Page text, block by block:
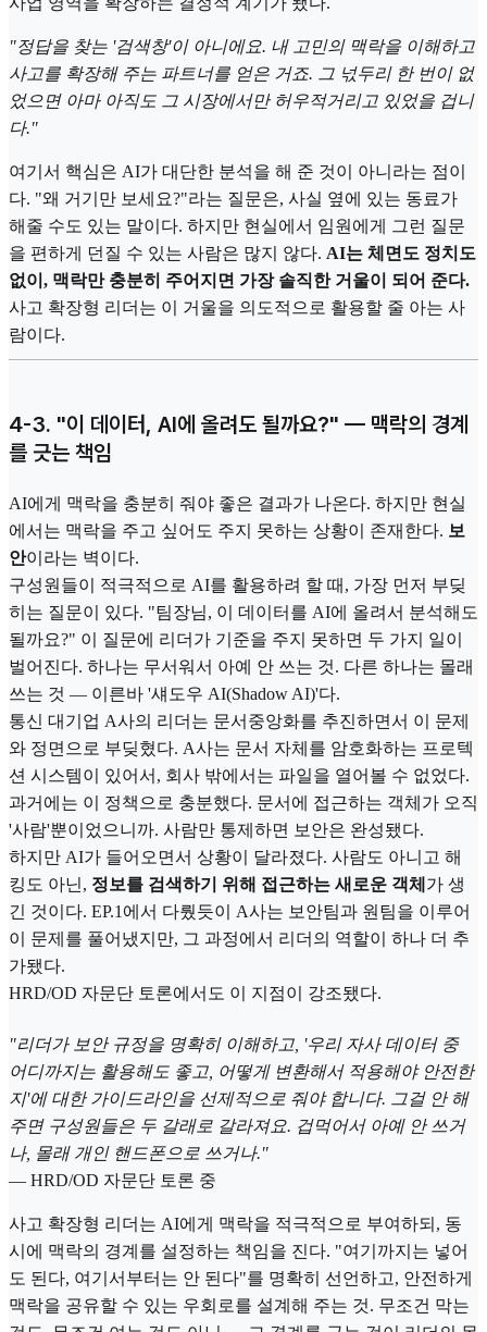
"정답을 찾는 '검색창'이 아니에요. 내 고민의 맥락을 이해하고
사고를 확장해 주는 파트너를 얻은 거죠. 그 넋두리 한 번이 없
었으면 아마 아직도 그 시장에서만 허우적거리고 있었을 겁니
다."
여기서 핵심은 AI가 대단한 분석을 해 준 것이 아니라는 점이
다. "왜 거기만 보세요?"라는 질문은, 사실 옆에 있는 동료가
해줄 수도 있는 말이다. 하지만 현실에서 임원에게 그런 질문
을 편하게 던질 수 있는 사람은 많지 않다. AI는 체면도 정치도
없이, 맥락만 충분히 주어지면 가장 솔직한 거울이 되어 준다.
사고 확장형 리더는 이 거울을 의도적으로 활용할 줄 아는 사
람이다.
4-3. "이 데이터, AI에 올려도 될까요?" — 맥락의 경계
를 긋는 책임
AI에게 맥락을 충분히 줘야 좋은 결과가 나온다. 하지만 현실
에서는 맥락을 주고 싶어도 주지 못하는 상황이 존재한다. 보
안이라는 벽이다.
구성원들이 적극적으로 AI를 활용하려 할 때, 가장 먼저 부딪
히는 질문이 있다. "팀장님, 이 데이터를 AI에 올려서 분석해도
될까요?" 이 질문에 리더가 기준을 주지 못하면 두 가지 일이
벌어진다. 하나는 무서워서 아예 안 쓰는 것. 다른 하나는 몰래
쓰는 것 — 이른바 '섀도우 AI(Shadow AI)'다.
통신 대기업 A사의 리더는 문서중앙화를 추진하면서 이 문제
와 정면으로 부딪혔다. A사는 문서 자체를 암호화하는 프로텍
션 시스템이 있어서, 회사 밖에서는 파일을 열어볼 수 없었다.
과거에는 이 정책으로 충분했다. 문서에 접근하는 객체가 오직
'사람'뿐이었으니까. 사람만 통제하면 보안은 완성됐다.
하지만 AI가 들어오면서 상황이 달라졌다. 사람도 아니고 해
킹도 아닌, 정보를 검색하기 위해 접근하는 새로운 객체 가 생
긴 것이다. EP.1에서 다뤘듯이 A사는 보안팀과 원팀을 이루어
이 문제를 풀어냈지만, 그 과정에서 리더의 역할이 하나 더 추
가됐다.
HRD/OD 자문단 토론에서도 이 지점이 강조됐다.
"리더가 보안 규정을 명확히 이해하고, '우리 자사 데이터 중
어디까지는 활용해도 좋고, 어떻게 변환해서 적용해야 안전한
지'에 대한 가이드라인을 선제적으로 줘야 합니다. 그걸 안 해
주면 구성원들은 두 갈래로 갈라져요. 겁먹어서 아예 안 쓰거
나, 몰래 개인 핸드폰으로 쓰거나."
— HRD/OD 자문단 토론 중
사고 확장형 리더는 AI에게 맥락을 적극적으로 부여하되, 동
시에 맥락의 경계를 설정하는 책임을 진다. "여기까지는 넣어
도 된다, 여기서부터는 안 된다"를 명확히 선언하고, 안전하게
맥락을 공유할 수 있는 우회로를 설계해 주는 것. 무조건 막는